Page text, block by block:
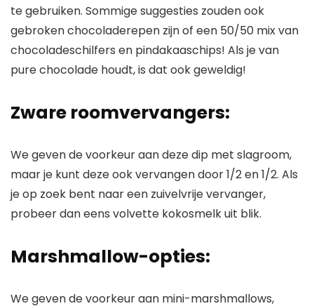
te gebruiken. Sommige suggesties zouden ook
gebroken chocoladerepen zijn of een 50/50 mix van
chocoladeschilfers en pindakaaschips! Als je van
pure chocolade houdt, is dat ook geweldig!
Zware roomvervangers:
We geven de voorkeur aan deze dip met slagroom,
maar je kunt deze ook vervangen door 1/2 en 1/2. Als
je op zoek bent naar een zuivelvrije vervanger,
probeer dan eens volvette kokosmelk uit blik.
Marshmallow-opties:
We geven de voorkeur aan mini-marshmallows,